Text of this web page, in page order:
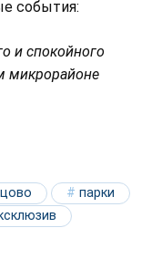
события:
и спокойного
микрорайоне
парки